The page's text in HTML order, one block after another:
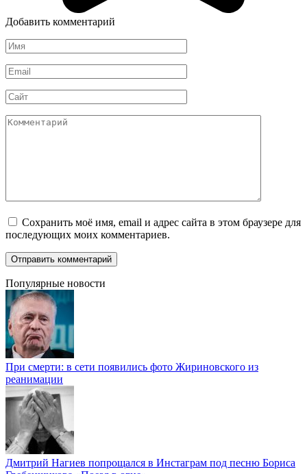
Добавить комментарий
Имя
*
Email
*
Сайт
Комментарий
Сохранить моё имя, email и адрес сайта в этом браузере для
последующих моих комментариев.
Популярные новости
При смерти: в сети появились фото Жириновского из
реанимации
Дмитрий Нагиев попрощался в Инстаграм под песню Бориса